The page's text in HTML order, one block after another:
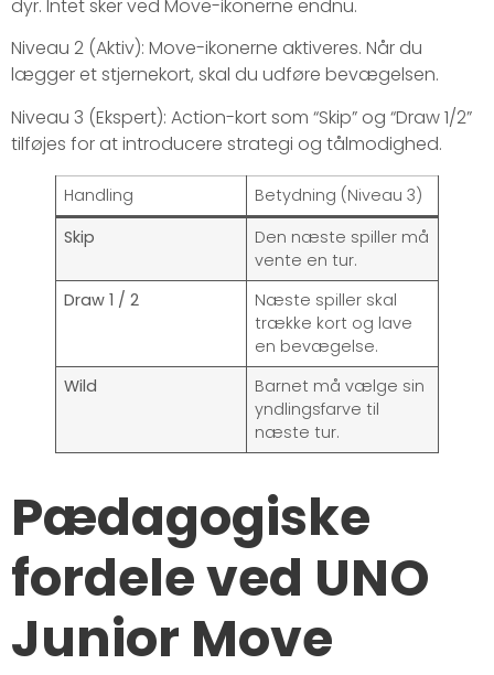
dyr. Intet sker ved Move-ikonerne endnu.
Niveau 2 (Aktiv): Move-ikonerne aktiveres. Når du
lægger et stjernekort, skal du udføre bevægelsen.
Niveau 3 (Ekspert): Action-kort som “Skip” og “Draw 1/2”
tilføjes for at introducere strategi og tålmodighed.
Handling
Betydning (Niveau 3)
Skip
Den næste spiller må
vente en tur.
Draw 1 / 2
Næste spiller skal
trække kort og lave
en bevægelse.
Wild
Barnet må vælge sin
yndlingsfarve til
næste tur.
Pædagogiske
fordele ved UNO
Junior Move